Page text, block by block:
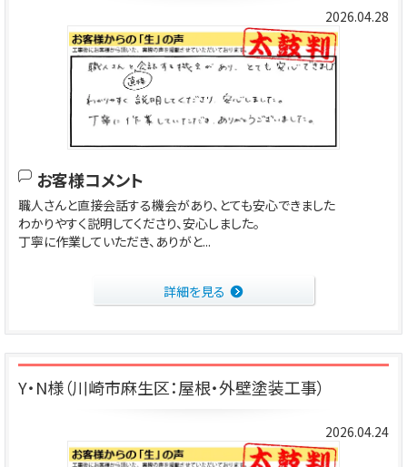
2026.04.28
お客様コメント
職人さんと直接会話する機会があり、とても安心できました
わかりやすく説明してくださり、安心しました。
丁寧に作業していただき、ありがと...
詳細を見る
Y・N様（川崎市麻生区：屋根・外壁塗装工事）
2026.04.24